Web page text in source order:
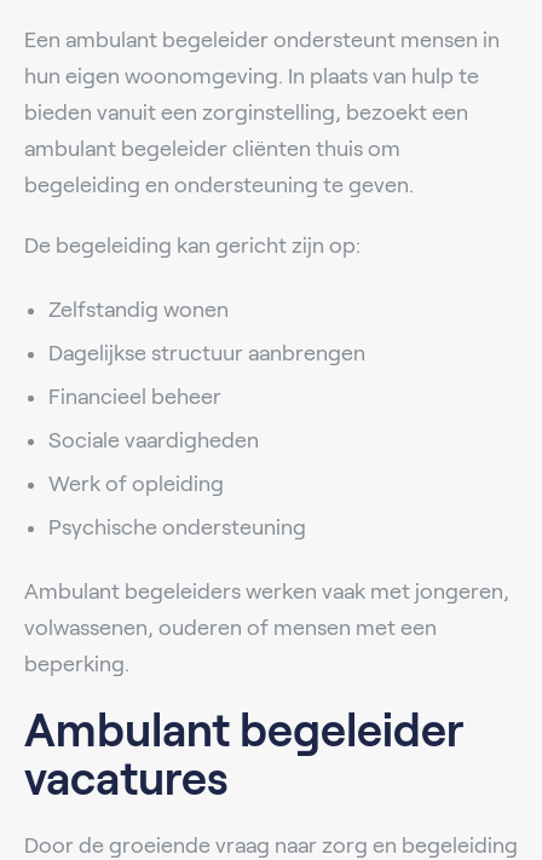
Een ambulant begeleider ondersteunt mensen in
hun eigen woonomgeving. In plaats van hulp te
bieden vanuit een zorginstelling, bezoekt een
ambulant begeleider cliënten thuis om
begeleiding en ondersteuning te geven.
De begeleiding kan gericht zijn op:
Zelfstandig wonen
Dagelijkse structuur aanbrengen
Financieel beheer
Sociale vaardigheden
Werk of opleiding
Psychische ondersteuning
Ambulant begeleiders werken vaak met jongeren,
volwassenen, ouderen of mensen met een
beperking.
Ambulant begeleider
vacatures
Door de groeiende vraag naar zorg en begeleiding